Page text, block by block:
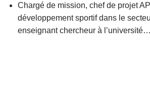
Chargé de mission, chef de projet
développement sportif dans le
enseignant chercheur à l’université…